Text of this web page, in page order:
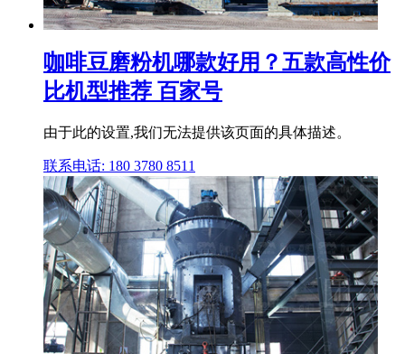
咖啡豆磨粉机哪款好用？五款高性价
比机型推荐 百家号
由于此的设置,我们无法提供该页面的具体描述。
联系电话: 180 3780 8511